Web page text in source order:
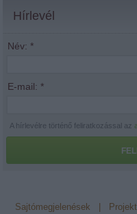
Hírlevél
Név: *
E-mail: *
A hírlevélre történő feliratkozással az
Sajtómegjelenések